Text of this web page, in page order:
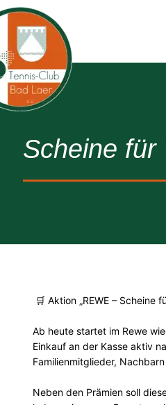
Scheine für
🛒 Aktion „REWE – Scheine
Ab heute startet im Rewe
Einkauf an der Kasse aktiv
Familienmitglieder,
Neben den Prämien soll